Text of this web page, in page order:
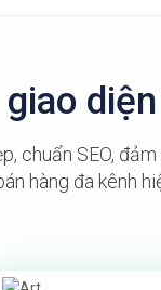
chuẩn SEO,
hàng đa kênh